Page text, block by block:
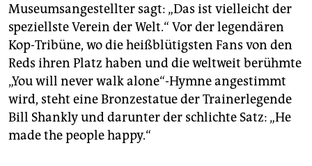
Museumsangestellter sagt: „Das ist vielleicht der
speziellste Verein der Welt.“ Vor der legendären
Kop-Tribüne, wo die heißblütigsten Fans von den
Reds ihren Platz haben und die weltweit berühmte
„You will never walk alone“-Hymne angestimmt
wird, steht eine Bronzestatue der Trainerlegende
Bill Shank­ly und darunter der schlichte Satz: „He
made the people happy.“